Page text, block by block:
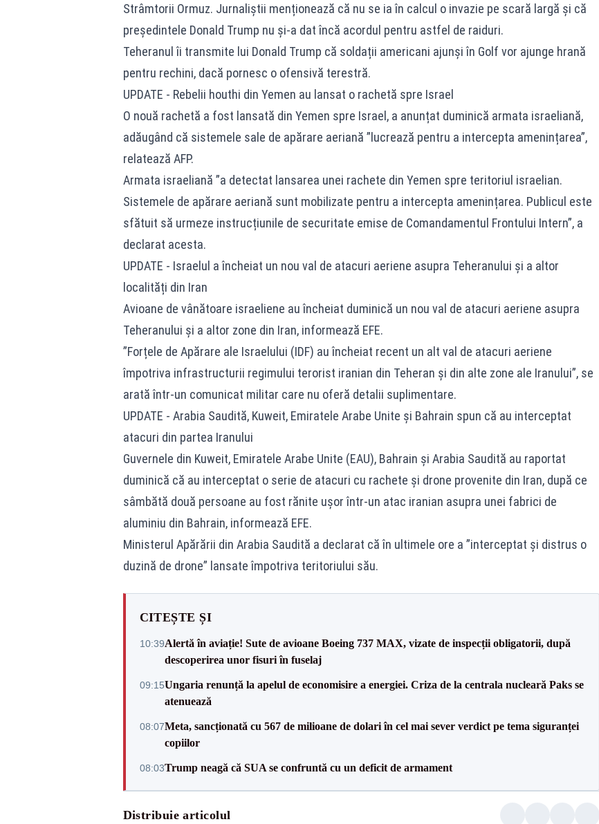
Strâmtorii Ormuz. Jurnaliștii menționează că nu se ia în calcul o invazie pe scară largă și că
președintele Donald Trump nu și-a dat încă acordul pentru astfel de raiduri.
Teheranul îi transmite lui Donald Trump că soldații americani ajunși în Golf vor ajunge hrană
pentru rechini, dacă pornesc o ofensivă terestră.
UPDATE - Rebelii houthi din Yemen au lansat o rachetă spre Israel
O nouă rachetă a fost lansată din Yemen spre Israel, a anunțat duminică armata israeliană,
adăugând că sistemele sale de apărare aeriană ”lucrează pentru a intercepta amenințarea”,
relatează AFP.
Armata israeliană ”a detectat lansarea unei rachete din Yemen spre teritoriul israelian.
Sistemele de apărare aeriană sunt mobilizate pentru a intercepta amenințarea. Publicul este
sfătuit să urmeze instrucțiunile de securitate emise de Comandamentul Frontului Intern”, a
declarat acesta.
UPDATE - Israelul a încheiat un nou val de atacuri aeriene asupra Teheranului și a altor
localități din Iran
Avioane de vânătoare israeliene au încheiat duminică un nou val de atacuri aeriene asupra
Teheranului și a altor zone din Iran, informează EFE.
”Forțele de Apărare ale Israelului (IDF) au încheiat recent un alt val de atacuri aeriene
împotriva infrastructurii regimului terorist iranian din Teheran și din alte zone ale Iranului”, se
arată într-un comunicat militar care nu oferă detalii suplimentare.
UPDATE - Arabia Saudită, Kuweit, Emiratele Arabe Unite și Bahrain spun că au interceptat
atacuri din partea Iranului
Guvernele din Kuweit, Emiratele Arabe Unite (EAU), Bahrain și Arabia Saudită au raportat
duminică că au interceptat o serie de atacuri cu rachete și drone provenite din Iran, după ce
sâmbătă două persoane au fost rănite ușor într-un atac iranian asupra unei fabrici de
aluminiu din Bahrain, informează EFE.
Ministerul Apărării din Arabia Saudită a declarat că în ultimele ore a ”interceptat și distrus o
duzină de drone” lansate împotriva teritoriului său.
CITEȘTE ȘI
10:39Alertă în aviație! Sute de avioane Boeing 737 MAX, vizate de inspecții obligatorii, după
descoperirea unor fisuri în fuselaj
09:15Ungaria renunță la apelul de economisire a energiei. Criza de la centrala nucleară Paks se
atenuează
08:07Meta, sancționată cu 567 de milioane de dolari în cel mai sever verdict pe tema siguranței
copiilor
08:03Trump neagă că SUA se confruntă cu un deficit de armament
Distribuie articolul